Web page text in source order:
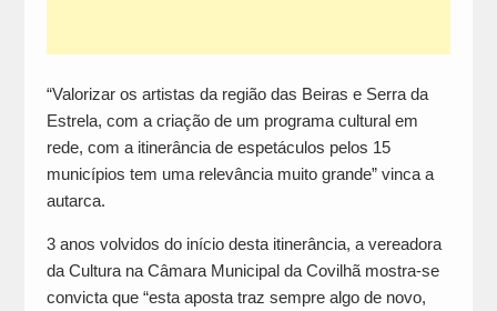
“Valorizar os artistas da região das Beiras e Serra da
Estrela, com a criação de um programa cultural em
rede, com a itinerância de espetáculos pelos 15
municípios tem uma relevância muito grande” vinca a
autarca.
3 anos volvidos do início desta itinerância, a vereadora
da Cultura na Câmara Municipal da Covilhã mostra-se
convicta que “esta aposta traz sempre algo de novo,